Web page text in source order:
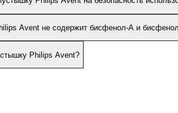
Avent не содержит бисфенол-А и
Philips Avent?